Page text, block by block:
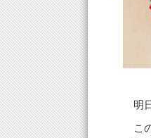
明
こ